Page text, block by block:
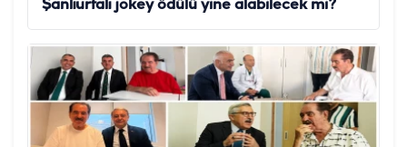
Şanlıurfalı jokey ödülü yine alabilecek mi?